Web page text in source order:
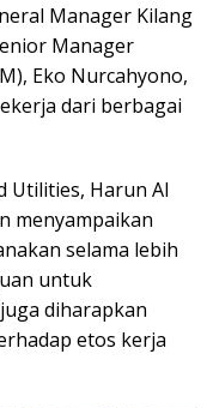
Manager Kilang
Manager
Eko Nurcahyono,
dari berbagai
Utilities, Harun Al
menyampaikan
selama lebih
untuk
diharapkan
etos kerja